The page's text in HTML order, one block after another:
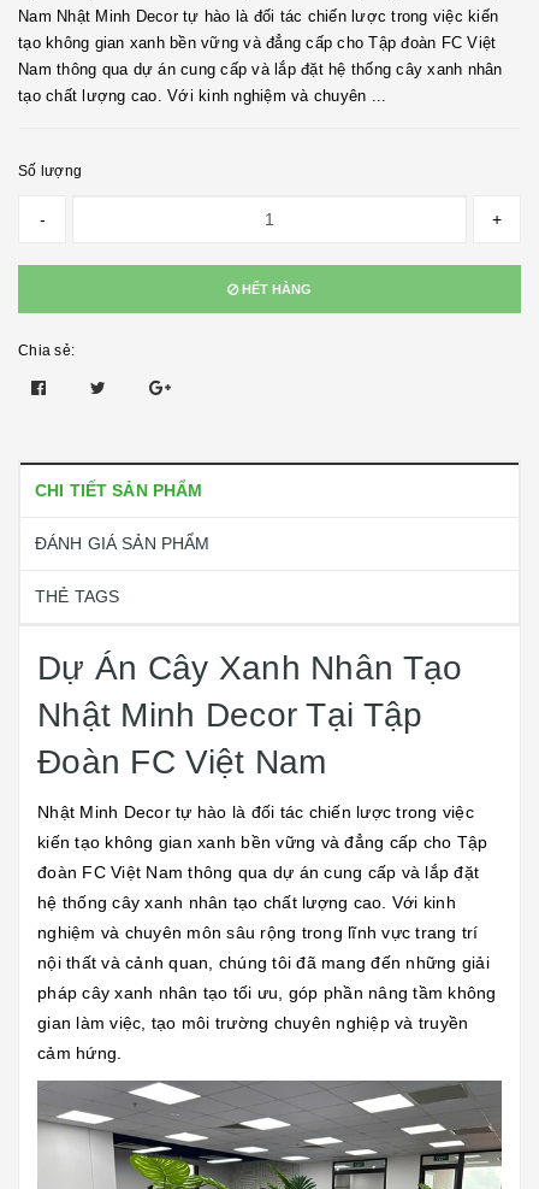
Nam Nhật Minh Decor tự hào là đối tác chiến lược trong việc kiến
tạo không gian xanh bền vững và đẳng cấp cho Tập đoàn FC Việt
Nam thông qua dự án cung cấp và lắp đặt hệ thống cây xanh nhân
tạo chất lượng cao. Với kinh nghiệm và chuyên ...
Số lượng
- +
HẾT HÀNG
Chia sẻ:
CHI TIẾT SẢN PHẨM
ĐÁNH GIÁ SẢN PHẨM
THẺ TAGS
Dự Án Cây Xanh Nhân Tạo
Nhật Minh Decor Tại Tập
Đoàn FC Việt Nam
Nhật Minh Decor tự hào là đối tác chiến lược trong việc
kiến tạo không gian xanh bền vững và đẳng cấp cho Tập
đoàn FC Việt Nam thông qua dự án cung cấp và lắp đặt
hệ thống cây xanh nhân tạo chất lượng cao. Với kinh
nghiệm và chuyên môn sâu rộng trong lĩnh vực trang trí
nội thất và cảnh quan, chúng tôi đã mang đến những giải
pháp cây xanh nhân tạo tối ưu, góp phần nâng tầm không
gian làm việc, tạo môi trường chuyên nghiệp và truyền
cảm hứng.